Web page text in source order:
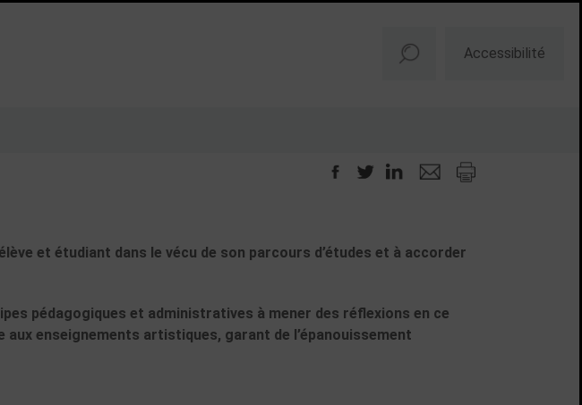
Accessibilité
et étudiant dans le vécu de son parcours d’études et à accorder
pédagogiques et administratives à mener des réflexions en ce
enseignements artistiques, garant de l’épanouissement